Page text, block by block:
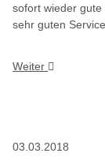
sofort wieder
sehr guten
Weiter
03.03.2018